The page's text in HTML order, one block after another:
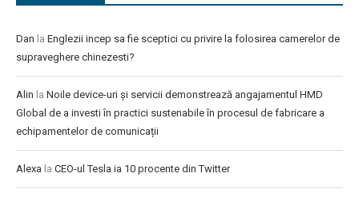
Dan la Englezii incep sa fie sceptici cu privire la folosirea camerelor de
supraveghere chinezesti?
Alin la Noile device-uri și servicii demonstrează angajamentul HMD
Global de a investi în practici sustenabile în procesul de fabricare a
echipamentelor de comunicații
Alexa la CEO-ul Tesla ia 10 procente din Twitter